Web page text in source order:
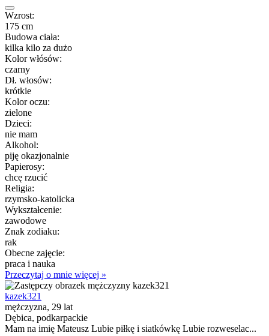
Wzrost:
175 cm
Budowa ciała:
kilka kilo za dużo
Kolor włósów:
czarny
Dł. włosów:
krótkie
Kolor oczu:
zielone
Dzieci:
nie mam
Alkohol:
piję okazjonalnie
Papierosy:
chcę rzucić
Religia:
rzymsko-katolicka
Wykształcenie:
zawodowe
Znak zodiaku:
rak
Obecne zajęcie:
praca i nauka
Przeczytaj o mnie więcej »
kazek321
mężczyzna, 29 lat
Dębica, podkarpackie
Mam na imię Mateusz Lubie piłkę i siatkówkę Lubie rozweselac...